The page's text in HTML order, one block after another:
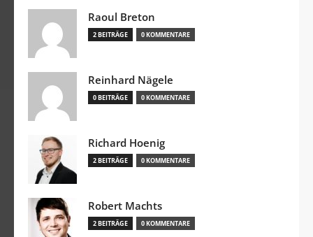
Raoul Breton
2 BEITRÄGE 0 KOMMENTARE
Reinhard Nägele
0 BEITRÄGE 0 KOMMENTARE
Richard Hoenig
2 BEITRÄGE 0 KOMMENTARE
Robert Machts
2 BEITRÄGE 0 KOMMENTARE